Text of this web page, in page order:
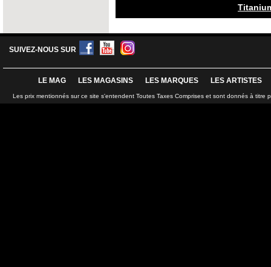
SUIVEZ-NOUS SUR
LE MAG LES MAGASINS LES MARQUES LES ARTISTES
Les prix mentionnés sur ce site s'entendent Toutes Taxes Comprises et sont donnés à